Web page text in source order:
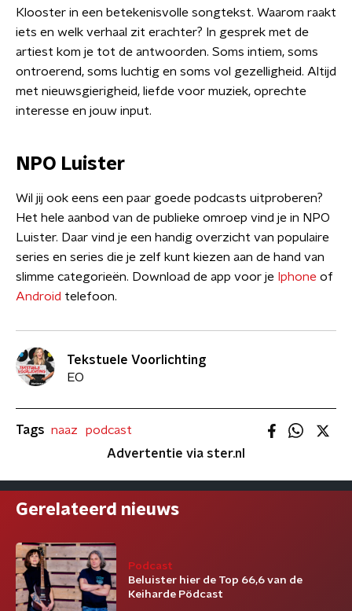
Klooster in een betekenisvolle songtekst. Waarom raakt
iets en welk verhaal zit erachter? In gesprek met de
artiest kom je tot de antwoorden. Soms intiem, soms
ontroerend, soms luchtig en soms vol gezelligheid. Altijd
met nieuwsgierigheid, liefde voor muziek, oprechte
interesse en jouw input.
NPO Luister
Wil jij ook eens een paar goede podcasts uitproberen?
Het hele aanbod van de publieke omroep vind je in NPO
Luister. Daar vind je een handig overzicht van populaire
series en series die je zelf kunt kiezen aan de hand van
slimme categorieën. Download de app voor je Iphone of
Android telefoon.
Tekstuele Voorlichting
EO
Tags naaz
podcast
Advertentie via ster.nl
Gerelateerd nieuws
Podcast
Beluister hier de Top 66,6 van de
Keiharde Pödcast